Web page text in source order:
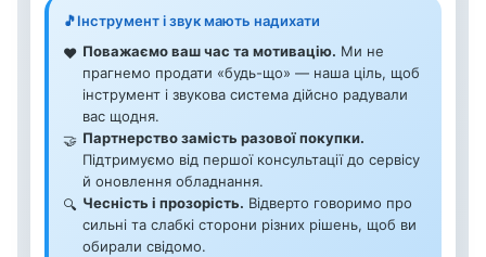
🎵Інструмент і звук мають надихати
❤️ Поважаємо ваш час та мотивацію. Ми не
прагнемо продати «будь-що» — наша ціль, щоб
інструмент і звукова система дійсно радували
вас щодня.
🤝 Партнерство замість разової покупки.
Підтримуємо від першої консультації до сервісу
й оновлення обладнання.
🔍 Чесність і прозорість. Відверто говоримо про
сильні та слабкі сторони різних рішень, щоб ви
обирали свідомо.